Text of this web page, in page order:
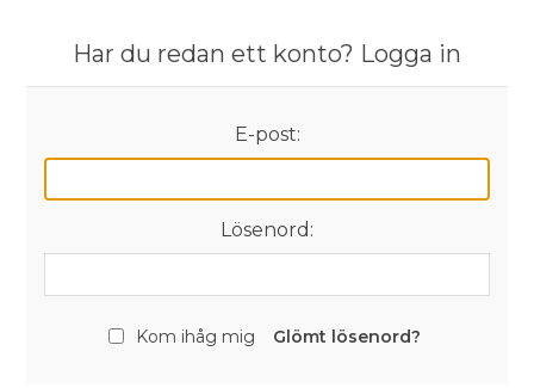
Har du redan ett konto? Logga in
E-post:
Lösenord:
Kom ihåg mig Glömt lösenord?